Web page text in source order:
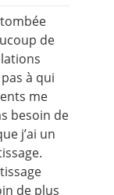
tombée
de
à qui
me
besoin de
j’ai un
de plus